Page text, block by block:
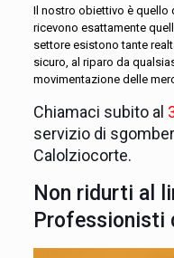
Il nostro obiettivo è quello
ricevono esattamente
settore esistono tante
sicuro, al riparo da
movimentazione delle
Chiamaci subito al
servizio di
Calolziocorte.
Non ridurti al
Professionisti